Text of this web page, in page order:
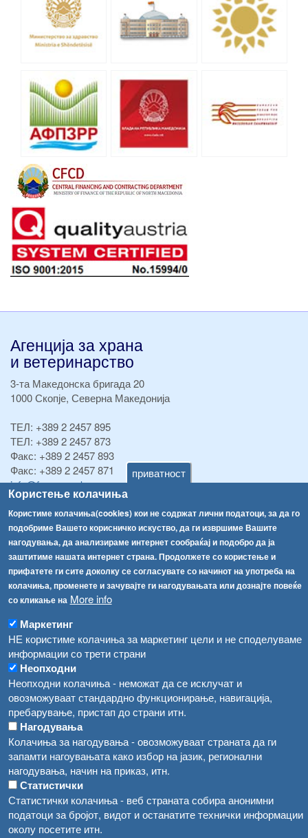
приватност
Користење колачиња
Користиме колачиња(cookies) кои не содржат лични податоци, за да го
подобриме Вашето корисничко искуство, да ги извршиме Вашите
нагодувања, да анализираме интернет сообраќај и подобро да ја
заштитиме нашата интернет страна. Продолжете со користење и
прифатете ги сите доколку се согласувате со начинот на употреба на
колачиња, променете и зачувајте ги нагодувањата или дознајте повеќе
со кликање на More info
Маркетинг
НЕ користиме колачиња за маркетинг цели и не споделуваме
информации со трети страни
Неопходни
Неопходни колачиња - неможат да се исклучат и
овозможуваат стандардно функционирање, навигација,
пребарување, пристап до страни итн.
Нагодувања
Колачиња за нагодувања - овозможуваат страната да ги
запамти нагоувањата како избор на јазик, регионални
нагодувања, начин на приказ, итн.
Статистички
Статистички колачиња - веб страната собира анонимни
податоци за бројот, видот и останатите технички информации
околу посетите итн.
Агенција за храна
и ветеринарство
3-та Македонска бригада 20
1000 Скопје, Северна Македонија
ТЕЛ: +389 2 2457 895
ТЕЛ: +389 2 2457 873
Факс: +389 2 2457 893
Факс: +389 2 2457 871
info@fva.gov.mk
[АХВ-претходна страна]
Соопштенија
Република Бугарија ги засили официјалните контроли при увоз на свежо овошје и зеленчук
Високите температури ризик од труење со храна, опасни се и за животните
Водата во Гостивар може да се користи како техничка, продолжува испораката на флаширана вода
Во Гостивар спроведени 70 вонредни контроли
Забраната за водата во Гостивар останува на сила, операторите да користат само технички безбедна вода
Навигација
Архива
Регистри
Обрасци
Огласи